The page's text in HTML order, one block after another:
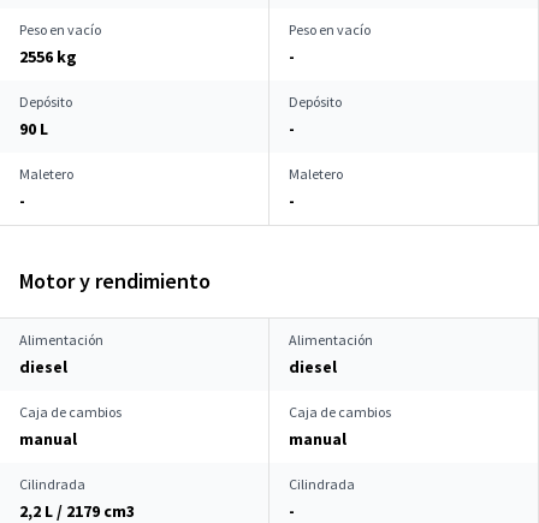
Peso en vacío
2556 kg
Peso en vacío
-
Depósito
90 L
Depósito
-
Maletero
-
Maletero
-
Motor y rendimiento
Alimentación
diesel
Alimentación
diesel
Caja de cambios
manual
Caja de cambios
manual
Cilindrada
2,2 L / 2179 cm3
Cilindrada
-